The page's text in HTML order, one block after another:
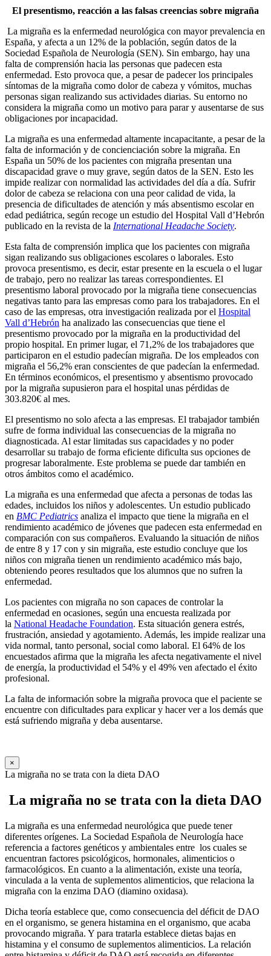
El presentismo, reacción a las falsas creencias sobre migraña
La migraña es la enfermedad neurológica con mayor prevalencia en
España, y afecta a un 12% de la población, según datos de la
Sociedad Española de Neurología (SEN). Sin embargo, hay una
falta de comprensión hacia las personas que padecen esta
enfermedad. Esto provoca que, a pesar de padecer los principales
síntomas de la migraña como dolor de cabeza y vómitos, muchas
personas sigan realizando sus actividades diarias. Su entorno no
considera la migraña como un motivo para parar y ausentarse de sus
obligaciones por incapacidad.
La migraña es una enfermedad altamente incapacitante, a pesar de la
falta de información y de concienciación sobre la migraña. En
España un 50% de los pacientes con migraña presentan una
discapacidad grave o muy grave, según datos de la SEN. Esto les
impide realizar con normalidad las actividades del día a día. Sufrir
dolor de cabeza se relaciona con una peor calidad de vida, la
presencia de dificultades de atención y más absentismo escolar en
edad pediátrica, según recoge un estudio del Hospital Vall d’Hebrón
publicado en la revista de la International Headache Society.
Esta falta de comprensión implica que los pacientes con migraña
sigan realizando sus obligaciones escolares o laborales. Esto
provoca presentismo, es decir, estar presente en la escuela o el lugar
de trabajo, pero no realizar las tareas correspondientes. El
presentismo laboral provocado por la migraña tiene consecuencias
negativas tanto para las empresas como para los trabajadores. En el
caso de las empresas, otra investigación realizada por el Hospital
Vall d’Hebrón ha analizado las consecuencias que tiene el
presentismo provocado por la migraña en la productividad del
propio hospital. En primer lugar, el 71,2% de los trabajadores que
participaron en el estudio padecían migraña. De los empleados con
migraña el 56,2% eran conscientes de que padecían la enfermedad.
En términos económicos, el presentismo y absentismo provocado
por la migraña supusieron para el hospital unas pérdidas de
303.820€ al mes.
El presentismo no solo afecta a las empresas. El trabajador también
sufre de forma individual las consecuencias de la migraña no
diagnosticada. Al estar limitadas sus capacidades y no poder
desarrollar su trabajo de forma eficiente dificulta sus opciones de
progresar laboralmente. Este problema se puede dar también en
otros ámbitos como el académico.
La migraña es una enfermedad que afecta a personas de todas las
edades, incluidos los niños y adolescentes. Un estudio publicado
en BMC Pediatrics analiza el impacto que tiene la migraña en el
rendimiento académico de jóvenes que padecen esta enfermedad en
comparación con sus compañeros. Evaluando la situación de niños
de entre 8 y 17 con y sin migraña, este estudio concluye que los
niños con migraña tienen un rendimiento académico más bajo,
obteniendo peores resultados que los alumnos que no sufren la
enfermedad.
Los pacientes con migraña no son capaces de controlar la
enfermedad en ocasiones, según una encuesta realizada por
la National Headache Foundation. Esta situación genera estrés,
frustración, ansiedad y agotamiento. Además, les impide realizar una
vida normal, tanto personal, social como laboral. El 64% de los
encuestados afirma que la migraña les afecta negativamente el nivel
de energía, la productividad el 54% y el 49% ven afectado el éxito
profesional.
La falta de información sobre la migraña provoca que el paciente se
encuentre con dificultades para explicar y hacer ver a los demás que
está sufriendo migraña y deba ausentarse.
×
La migraña no se trata con la dieta DAO
La migraña no se trata con la dieta DAO
La migraña es una enfermedad neurológica que puede tener
diferentes orígenes. La Sociedad Española de Neurología hace
referencia a factores genéticos y ambientales entre los cuales se
encuentran factores psicológicos, hormonales, alimenticios o
farmacológicos. En cuanto a la alimentación, existe una teoría,
vinculada a la venta de suplementos alimenticios, que relaciona la
migraña con la enzima DAO (diamino oxidasa).
Dicha teoría establece que, como consecuencia del déficit de DAO
en el organismo, se genera histamina en el organismo, que acaba
provocando migraña. Y para tratarla establece dietas bajas en
histamina y el consumo de suplementos alimenticios. La relación